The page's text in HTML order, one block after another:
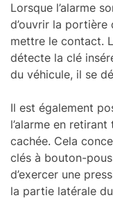
Lorsque l’alarme
d’ouvrir la
mettre le contact.
détecte la clé
du véhicule, il se
Il est également
l’alarme en
cachée. Cela
clés à bouton-
d’exercer une
la partie latérale